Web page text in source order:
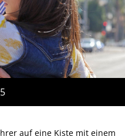
auf eine Kiste mit einem